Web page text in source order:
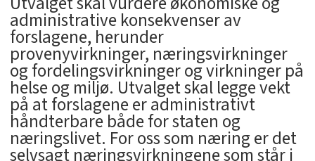
administrative konsekvenser av
forslagene, herunder
provenyvirkninger, næringsvirkninger
og fordelingsvirkninger og virkninger på
helse og miljø. Utvalget skal legge vekt
på at forslagene er administrativt
håndterbare både for staten og
næringslivet. For oss som næring er det
selvsagt næringsvirkningene som står i